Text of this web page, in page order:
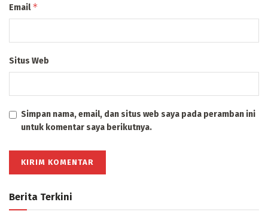
Email*
Situs Web
Simpan nama, email, dan situs web saya pada peramban ini
untuk komentar saya berikutnya.
Berita Terkini